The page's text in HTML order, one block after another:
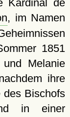
Kardinal de
, im Namen
1851
Melanie
ihre
des Bischofs
in einer